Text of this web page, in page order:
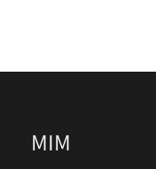
MIM